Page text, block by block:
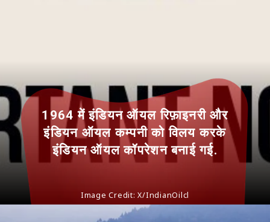
Image Credit: X/IndianOilcl
1964 में इंडियन ऑयल रिफ़ाइनरी और
इंडियन ऑयल कम्पनी को विलय करके
इंडियन ऑयल कॉपरेशन बनाई गई.